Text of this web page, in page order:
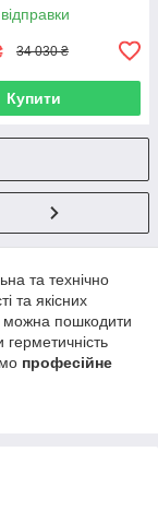
34 030 ₴
Купити
та технічно
та якісних
можна пошкодити
герметичність
професійне
автооптики.